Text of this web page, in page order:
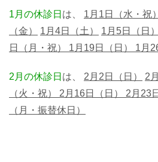
1月の休診日 は、 1月1日（水・祝）
（金）
1月4日（土） 1月5日（日）
日（月・祝） 1月19日（日） 1月
2月の休診日 は、 2月2日（日） 2
（火・祝） 2月16日（日）
2月23
（月・振替休日）